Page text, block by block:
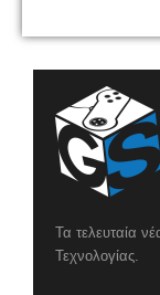
Τα τελευταία
Τεχνολογίας.